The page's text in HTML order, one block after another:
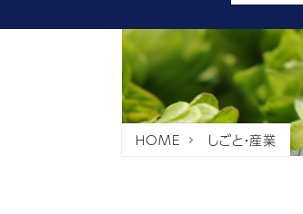
HOME しごと・産業